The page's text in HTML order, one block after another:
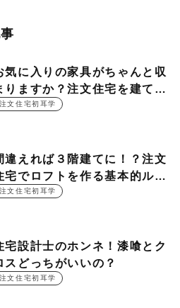
気に入りの家具がちゃんと収
りますか？注文住宅を建てる
に押さえておきたい設計ポイ
注文住宅初耳学
違えれば３階建てに！？注文
宅でロフトを作る基本的ルー
注文住宅初耳学
宅設計士のホンネ！漆喰とク
スどっちがいいの？
注文住宅初耳学